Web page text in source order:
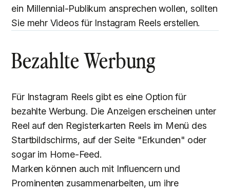
ein Millennial-Publikum ansprechen wollen, sollten
Sie mehr Videos für Instagram Reels erstellen.
Bezahlte Werbung
Für Instagram Reels gibt es eine Option für
bezahlte Werbung. Die Anzeigen erscheinen unter
Reel auf den Registerkarten Reels im Menü des
Startbildschirms, auf der Seite "Erkunden" oder
sogar im Home-Feed.
Marken können auch mit Influencern und
Prominenten zusammenarbeiten, um ihre